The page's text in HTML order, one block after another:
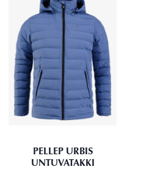
PELLEP URBIS
UNTUVATAKKI